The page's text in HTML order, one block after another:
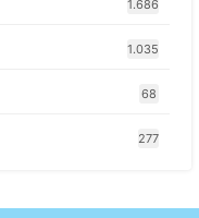
1.686
1.035
68
277